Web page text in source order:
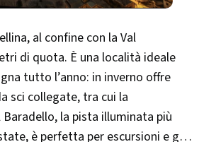
al confine con la Val
di quota. È una località ideale
tutto l’anno: in inverno offre
sci collegate, tra cui la
la pista illuminata più
è perfetta per escursioni e giri